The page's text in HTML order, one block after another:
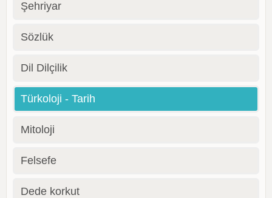
Şehriyar
Sözlük
Dil Dilçilik
Türkoloji - Tarih
Mitoloji
Felsefe
Dede korkut